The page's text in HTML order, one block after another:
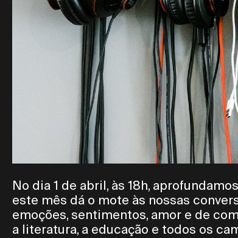
No dia 1 de abril, às 18h,
este mês dá o mote às nossas
emoções, sentimentos, amor e de
a literatura, a educação e todos os